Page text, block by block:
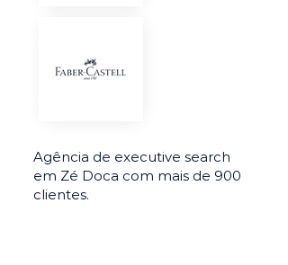
Agência de executive search
em Zé Doca com mais de 900
clientes.